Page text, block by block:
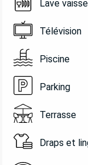
Lave
Télévision
Piscine
Parking
Terrasse
Draps et